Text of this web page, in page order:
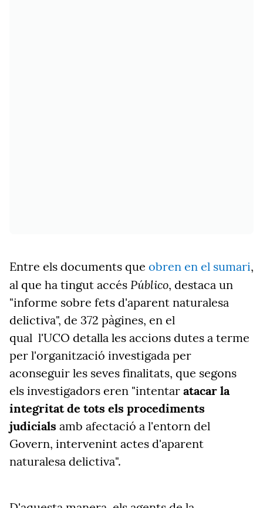
Entre els documents que obren en el sumari,
al que ha tingut accés Público, destaca un
"informe sobre fets d'aparent naturalesa
delictiva", de 372 pàgines, en el
qual l'UCO detalla les accions dutes a terme
per l'organització investigada per
aconseguir les seves finalitats, que segons
els investigadors eren "intentar atacar la
integritat de tots els procediments
judicials amb afectació a l'entorn del
Govern, intervenint actes d'aparent
naturalesa delictiva".